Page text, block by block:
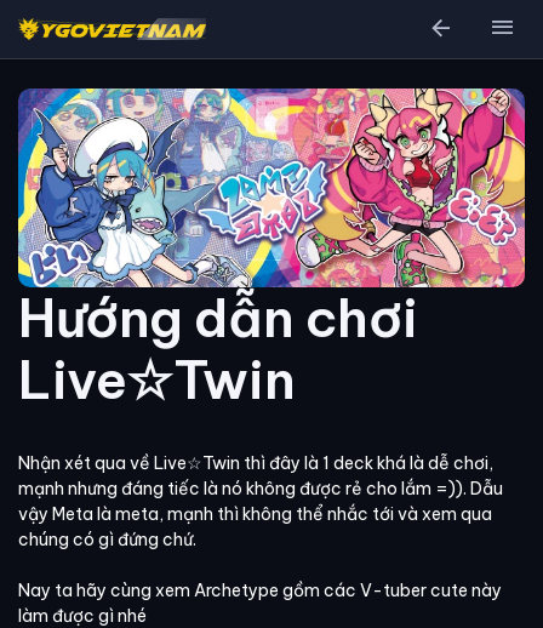
arrow_back menu
Hướng dẫn chơi
Live☆Twin
Nhận xét qua về Live☆Twin thì đây là 1 deck khá là dễ chơi,
mạnh nhưng đáng tiếc là nó không được rẻ cho lắm =)). Dẫu
vậy Meta là meta, mạnh thì không thể nhắc tới và xem qua
chúng có gì đứng chứ.
Nay ta hãy cùng xem Archetype gồm các V-tuber cute này
làm được gì nhé